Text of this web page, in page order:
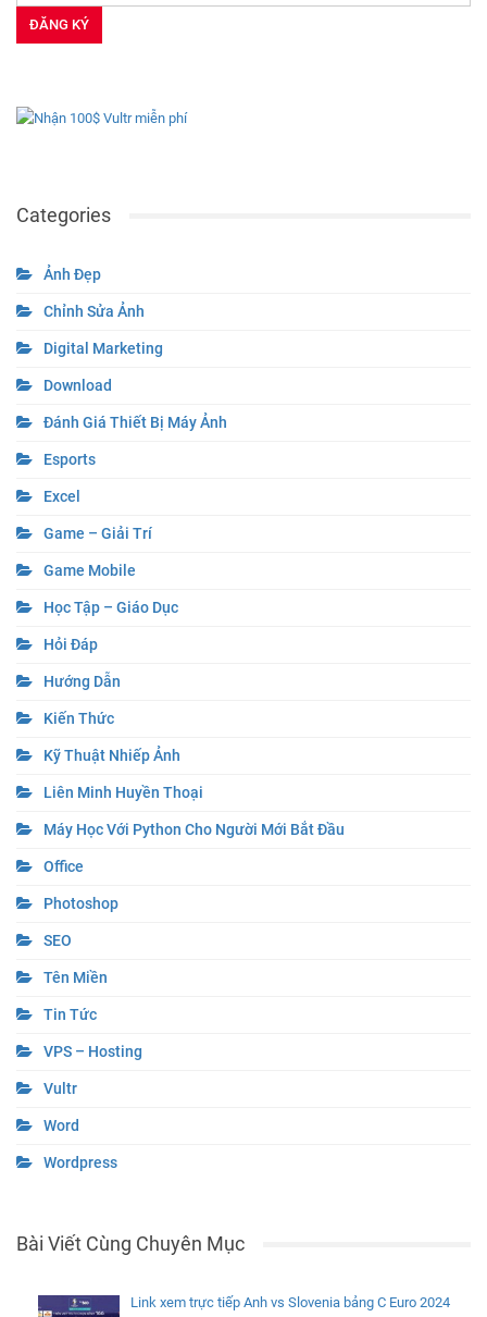
Categories
Ảnh Đẹp
Chỉnh Sửa Ảnh
Digital Marketing
Download
Đánh Giá Thiết Bị Máy Ảnh
Esports
Excel
Game – Giải Trí
Game Mobile
Học Tập – Giáo Dục
Hỏi Đáp
Hướng Dẫn
Kiến Thức
Kỹ Thuật Nhiếp Ảnh
Liên Minh Huyền Thoại
Máy Học Với Python Cho Người Mới Bắt Đầu
Office
Photoshop
SEO
Tên Miền
Tin Tức
VPS – Hosting
Vultr
Word
Wordpress
Bài Viết Cùng Chuyên Mục
Link xem trực tiếp Anh vs Slovenia bảng C Euro 2024